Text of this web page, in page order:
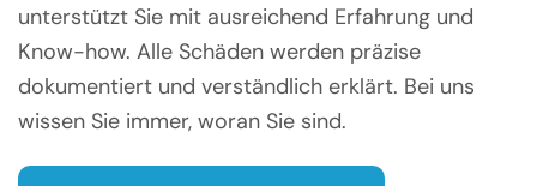
unterstützt Sie mit ausreichend Erfahrung und
Know-how. Alle Schäden werden präzise
dokumentiert und verständlich erklärt. Bei uns
wissen Sie immer, woran Sie sind.